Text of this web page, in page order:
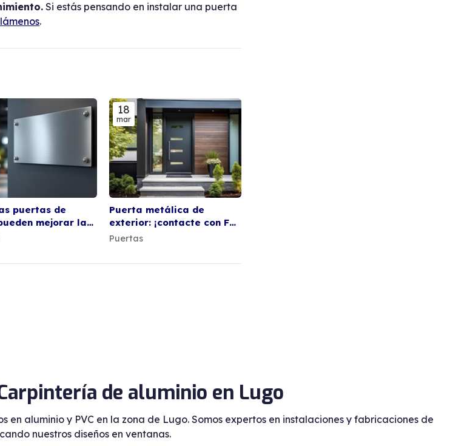
Si estás pensando en instalar una puerta
.
puertas de
mejorar la
de su entrada
18
mar
Puerta metálica de
exterior: ¡contacte con FS
Metalúrgicas!
Puertas
de aluminio en Lugo
aluminio y PVC en la zona de Lugo. Somos expertos en instalaciones y fabricaciones de
nuestros diseños en ventanas.